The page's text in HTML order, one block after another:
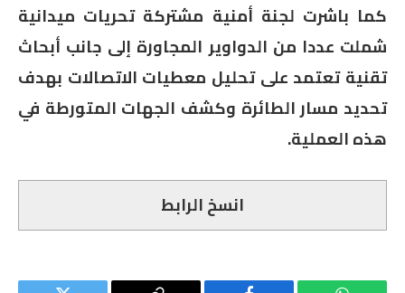
كما باشرت لجنة أمنية مشتركة تحريات ميدانية
شملت عددا من الدواوير المجاورة إلى جانب أبحاث
تقنية تعتمد على تحليل معطيات الاتصالات بهدف
تحديد مسار الطائرة وكشف الجهات المتورطة في
هذه العملية.
انسخ الرابط